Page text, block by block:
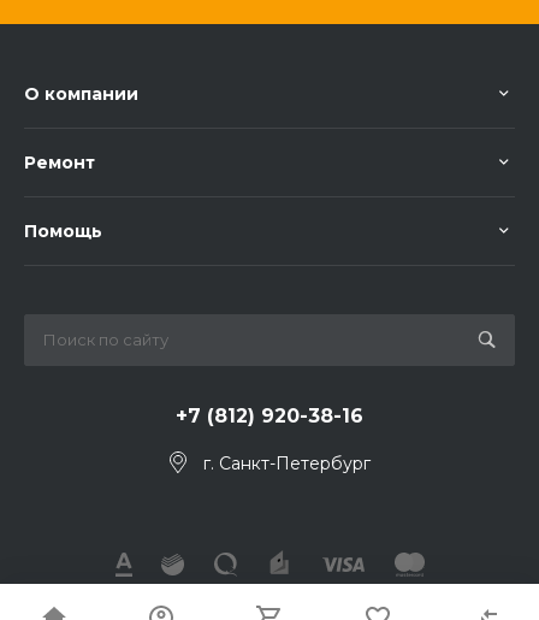
О компании
Ремонт
Помощь
+7 (812) 920-38-16
г. Санкт-Петербург